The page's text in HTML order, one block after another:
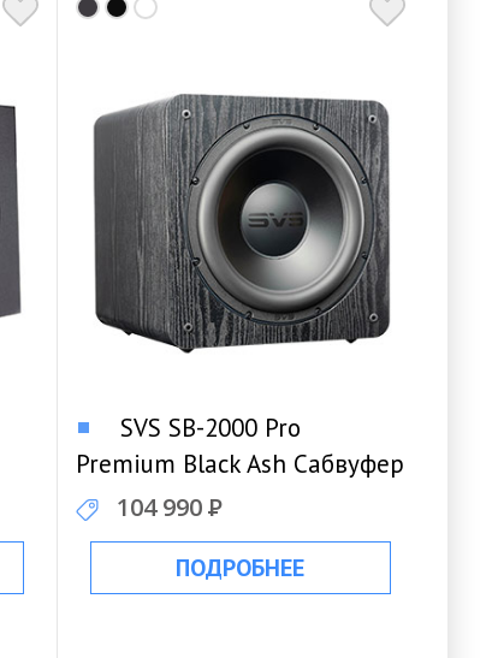
SVS SB-2000 Pro
Premium Black Ash Сабвуфер
104 990Р
ПОДРОБНЕЕ